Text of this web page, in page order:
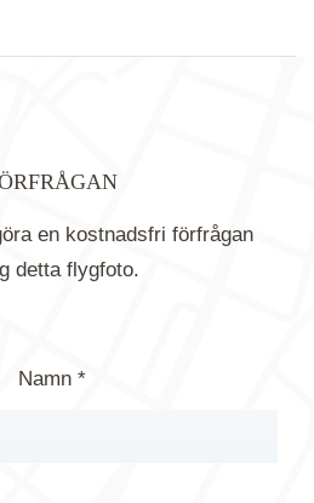
en kostnadsfri förfrågan
detta flygfoto.
Namn *